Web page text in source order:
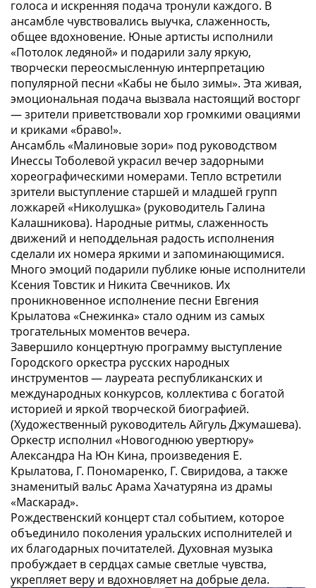
голоса и искренняя подача тронули каждого. В
ансамбле чувствовались выучка, слаженность,
общее вдохновение. Юные артисты исполнили
«Потолок ледяной» и подарили залу яркую,
творчески переосмысленную интерпретацию
популярной песни «Кабы не было зимы». Эта живая,
эмоциональная подача вызвала настоящий восторг
— зрители приветствовали хор громкими овациями
и криками «браво!».
Ансамбль «Малиновые зори» под руководством
Инессы Тоболевой украсил вечер задорными
хореографическими номерами. Тепло встретили
зрители выступление старшей и младшей групп
ложкарей «Николушка» (руководитель Галина
Калашникова). Народные ритмы, слаженность
движений и неподдельная радость исполнения
сделали их номера яркими и запоминающимися.
Много эмоций подарили публике юные исполнители
Ксения Товстик и Никита Свечников. Их
проникновенное исполнение песни Евгения
Крылатова «Снежинка» стало одним из самых
трогательных моментов вечера.
Завершило концертную программу выступление
Городского оркестра русских народных
инструментов — лауреата республиканских и
международных конкурсов, коллектива с богатой
историей и яркой творческой биографией.
(Художественный руководитель Айгуль Джумашева).
Оркестр исполнил «Новогоднюю увертюру»
Александра На Юн Кина, произведения Е.
Крылатова, Г. Пономаренко, Г. Свиридова, а также
знаменитый вальс Арама Хачатуряна из драмы
«Маскарад».
Рождественский концерт стал событием, которое
объединило поколения уральских исполнителей и
их благодарных почитателей. Духовная музыка
пробуждает в сердцах самые светлые чувства,
укрепляет веру и вдохновляет на добрые дела.